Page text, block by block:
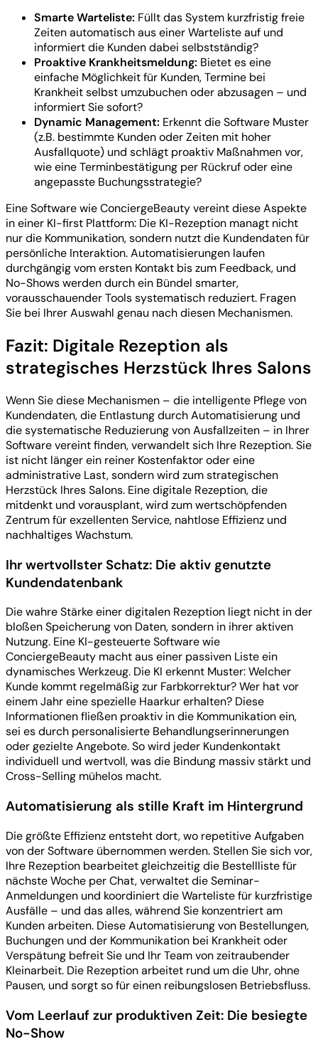
Smarte Warteliste: Füllt das System kurzfristig freie
Zeiten automatisch aus einer Warteliste auf und
informiert die Kunden dabei selbstständig?
Proaktive Krankheitsmeldung: Bietet es eine
einfache Möglichkeit für Kunden, Termine bei
Krankheit selbst umzubuchen oder abzusagen – und
informiert Sie sofort?
Dynamic Management: Erkennt die Software Muster
(z.B. bestimmte Kunden oder Zeiten mit hoher
Ausfallquote) und schlägt proaktiv Maßnahmen vor,
wie eine Terminbestätigung per Rückruf oder eine
angepasste Buchungsstrategie?
Eine Software wie ConciergeBeauty vereint diese Aspekte
in einer KI-first Plattform: Die KI-Rezeption managt nicht
nur die Kommunikation, sondern nutzt die Kundendaten für
persönliche Interaktion. Automatisierungen laufen
durchgängig vom ersten Kontakt bis zum Feedback, und
No-Shows werden durch ein Bündel smarter,
vorausschauender Tools systematisch reduziert. Fragen
Sie bei Ihrer Auswahl genau nach diesen Mechanismen.
Fazit: Digitale Rezeption als
strategisches Herzstück Ihres Salons
Wenn Sie diese Mechanismen – die intelligente Pflege von
Kundendaten, die Entlastung durch Automatisierung und
die systematische Reduzierung von Ausfallzeiten – in Ihrer
Software vereint finden, verwandelt sich Ihre Rezeption. Sie
ist nicht länger ein reiner Kostenfaktor oder eine
administrative Last, sondern wird zum strategischen
Herzstück Ihres Salons. Eine digitale Rezeption, die
mitdenkt und vorausplant, wird zum wertschöpfenden
Zentrum für exzellenten Service, nahtlose Effizienz und
nachhaltiges Wachstum.
Ihr wertvollster Schatz: Die aktiv genutzte
Kundendatenbank
Die wahre Stärke einer digitalen Rezeption liegt nicht in der
bloßen Speicherung von Daten, sondern in ihrer aktiven
Nutzung. Eine KI-gesteuerte Software wie
ConciergeBeauty macht aus einer passiven Liste ein
dynamisches Werkzeug. Die KI erkennt Muster: Welcher
Kunde kommt regelmäßig zur Farbkorrektur? Wer hat vor
einem Jahr eine spezielle Haarkur erhalten? Diese
Informationen fließen proaktiv in die Kommunikation ein,
sei es durch personalisierte Behandlungserinnerungen
oder gezielte Angebote. So wird jeder Kundenkontakt
individuell und wertvoll, was die Bindung massiv stärkt und
Cross-Selling mühelos macht.
Automatisierung als stille Kraft im Hintergrund
Die größte Effizienz entsteht dort, wo repetitive Aufgaben
von der Software übernommen werden. Stellen Sie sich vor,
Ihre Rezeption bearbeitet gleichzeitig die Bestellliste für
nächste Woche per Chat, verwaltet die Seminar-
Anmeldungen und koordiniert die Warteliste für kurzfristige
Ausfälle – und das alles, während Sie konzentriert am
Kunden arbeiten. Diese Automatisierung von Bestellungen,
Buchungen und der Kommunikation bei Krankheit oder
Verspätung befreit Sie und Ihr Team von zeitraubender
Kleinarbeit. Die Rezeption arbeitet rund um die Uhr, ohne
Pausen, und sorgt so für einen reibungslosen Betriebsfluss.
Vom Leerlauf zur produktiven Zeit: Die besiegte
No-Show